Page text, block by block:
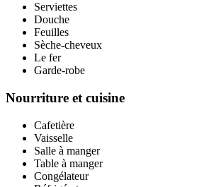
Serviettes
Douche
Feuilles
Sèche-cheveux
Le fer
Garde-robe
Nourriture et cuisine
Cafetière
Vaisselle
Salle à manger
Table à manger
Congélateur